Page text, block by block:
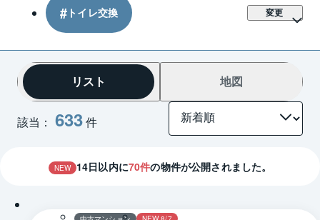
トイレ交換 変更
該当： 633件
リスト 地図
NEW 14日以内に70件の物件が公開されました。